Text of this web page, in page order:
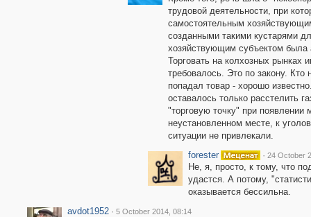
трудовой деятельности, при
самостоятельным
созданными такими кустарями
хозяйствующим субъектом была
Торговать на колхозных рынках
требовалось. Это по закону.
попадал товар - хорошо
оставалось только расстелить
"торговую точку" при
неустановленном месте, к
ситуации не привлекали.
forester
· 24 October
Не, я, просто, к тому, что
удастся. А потому,
оказывается бессильна.
avdot1952 · 5 October 2014, 08:14